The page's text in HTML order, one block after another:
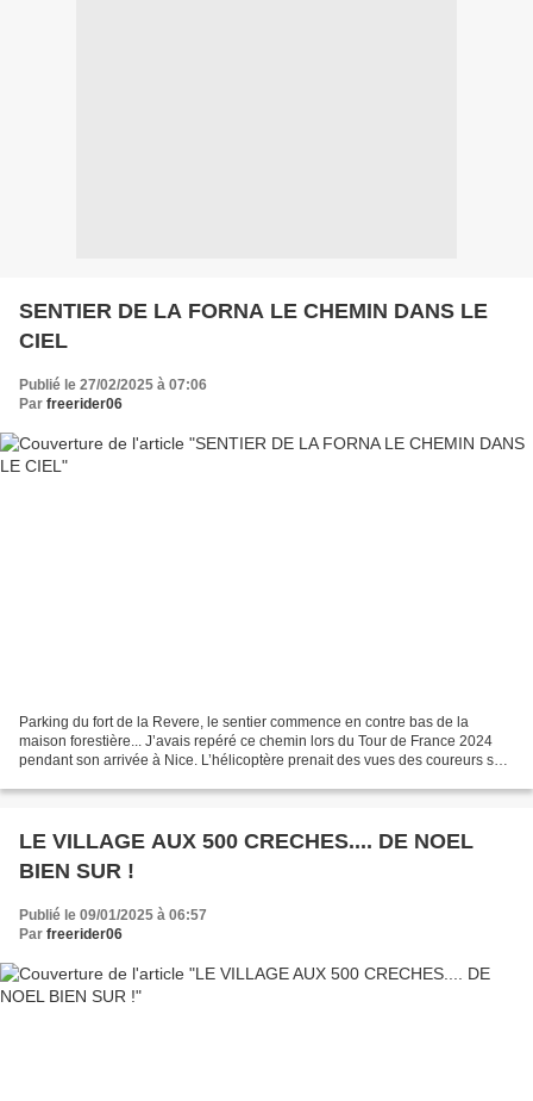
SENTIER DE LA FORNA LE CHEMIN DANS LE
CIEL
Publié le 27/02/2025 à 07:06
Par freerider06
Parking du fort de la Revere, le sentier commence en contre bas de la
maison forestière... J’avais repéré ce chemin lors du Tour de France 2024
pendant son arrivée à Nice. L’hélicoptère prenait des vues des coureurs sur
LE VILLAGE AUX 500 CRECHES.... DE NOEL
BIEN SUR !
Publié le 09/01/2025 à 06:57
Par freerider06